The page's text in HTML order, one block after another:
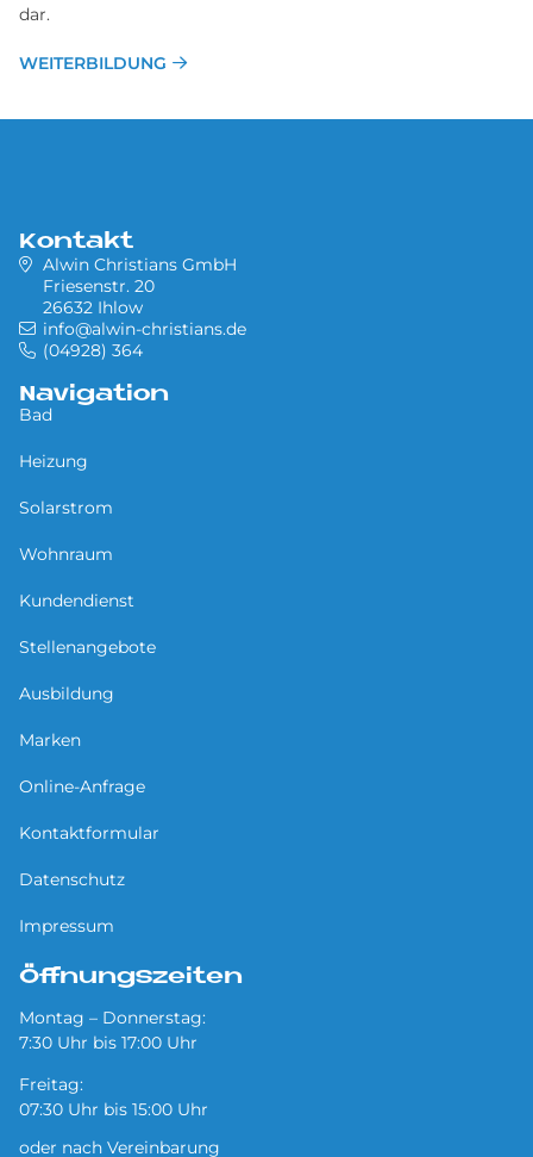
dar.
WEITERBILDUNG
Kontakt
Alwin Christians GmbH
Friesenstr. 20
26632 Ihlow
info@alwin-christians.de
(04928) 364
Navigation
Bad
Heizung
Solarstrom
Wohnraum
Kundendienst
Stellenangebote
Ausbildung
Marken
Online-Anfrage
Kontaktformular
Datenschutz
Impressum
Öffnungszeiten
Montag – Donnerstag:
7:30 Uhr bis 17:00 Uhr
Freitag:
07:30 Uhr bis 15:00 Uhr
oder nach Vereinbarung